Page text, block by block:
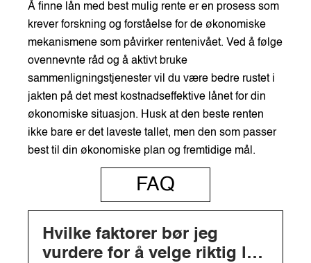
Å finne lån med best mulig rente er en prosess som
krever forskning og forståelse for de økonomiske
mekanismene som påvirker rentenivået. Ved å følge
ovennevnte råd og å aktivt bruke
sammenligningstjenester vil du være bedre rustet i
jakten på det mest kostnadseffektive lånet for din
økonomiske situasjon. Husk at den beste renten
ikke bare er det laveste tallet, men den som passer
best til din økonomiske plan og fremtidige mål.
FAQ
Hvilke faktorer bør jeg
vurdere for å velge riktig lån